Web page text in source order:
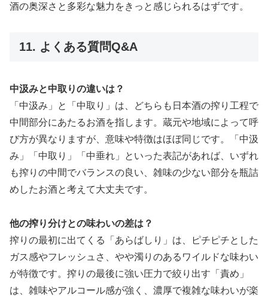
酒の奥深さと多彩な魅力をきっと感じられるはずです。
11. よくある質問Q&A
中汲みと中取りの違いは？
「中汲み」と「中取り」は、どちらも日本酒の搾り工程で
中間部分にあたるお酒を指します。蔵元や地域によって呼
び方が異なりますが、意味や特徴はほぼ同じです。「中汲
み」「中取り」「中垂れ」といった表記があれば、いずれ
も搾りの中間でバランスの良い、雑味の少ない部分を瓶詰
めしたお酒と考えて大丈夫です。
他の搾り分けとの味わいの差は？
搾りの最初に出てくる「あらばしり」は、ピチピチとした
ガス感やフレッシュさ、やや濁りのあるワイルドな味わい
が特徴です。搾りの最後に強い圧力で絞り出す「責め」
は、雑味やアルコール感が強く、濃厚で複雑な味わいが楽